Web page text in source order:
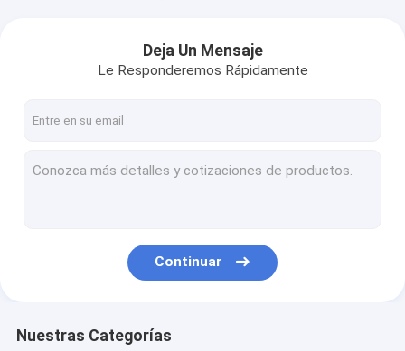
Deja Un Mensaje
Le Responderemos Rápidamente
Continuar
Nuestras Categorías